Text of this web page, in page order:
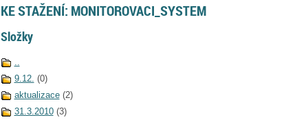
KE STAŽENÍ: MONITOROVACI_SYSTEM
Složky
..
9.12. (0)
aktualizace (2)
31.3.2010 (3)